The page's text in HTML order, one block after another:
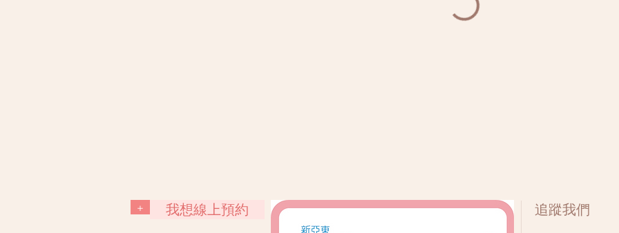
+ 我想線上預約 ​追蹤我們